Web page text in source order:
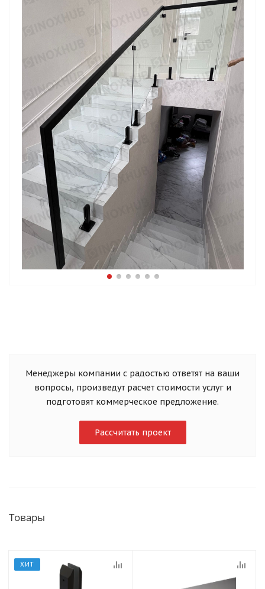
Менеджеры компании с радостью ответят на ваши
вопросы, произведут расчет стоимости услуг и
подготовят коммерческое предложение.
Рассчитать проект
Товары
ХИТ